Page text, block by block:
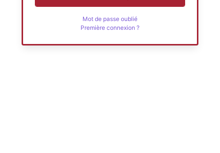
Mot de passe oublié
Première connexion ?